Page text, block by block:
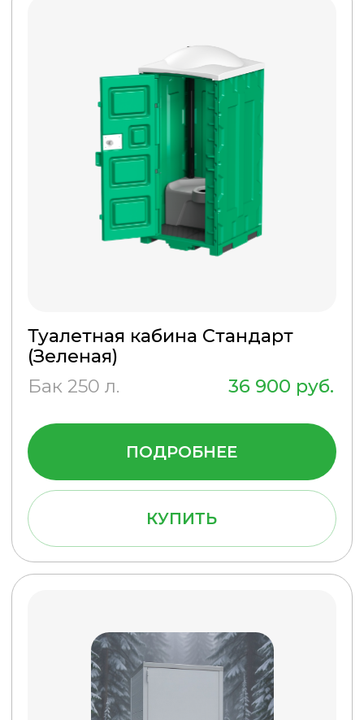
крючки, чтобы повесить
эффективная система
вентиляции – внутри
помещения не будет
неприятного запаха;
удобное сиденье с плотно
прилегающей крышкой для
комфортного использования;
держатель для туалетной
СДЕЛАЙТЕ ЗАКАЗ
НА САЙТЕ ВЫГОДНО
Просто оставьте заявку или
позвоните по телефону
8(495) 540-49-47
сейчас и получите
индивидуальные условия
сотрудничества!
Ознакомлен сполитикой
обработки персональных данных